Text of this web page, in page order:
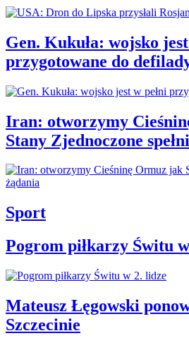
Gen. Kukuła: wojsko
przygotowane do
Iran: otworzymy
Stany Zjednoczone
Sport
Pogrom piłkarzy Świtu
Mateusz Łęgowski
Szczecinie